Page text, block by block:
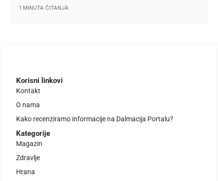
1 MINUTA ČITANJA
Korisni linkovi
Kontakt
O nama
Kako recenziramo informacije na Dalmacija Portalu?
Kategorije
Magazin
Zdravlje
Hrana